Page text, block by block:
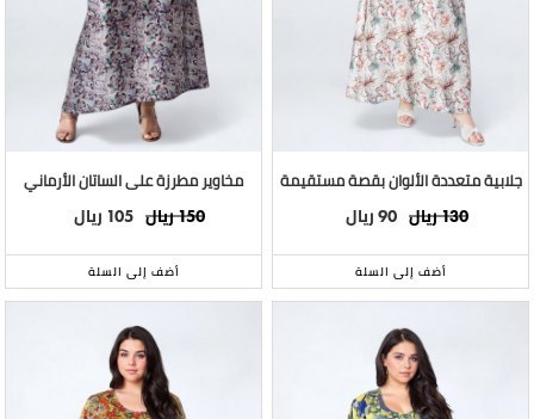
جلابية متعددة الألوان بقصة مستقيمة
ريال130 ريال 90
أضف إلى السلة
مخاوير مطرزة على الساتان الأرماني
ريال150 ريال 105
أضف إلى السلة